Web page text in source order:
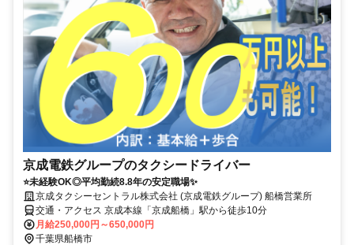
京成電鉄グループのタクシードライバー
⭐未経験OK◎平均勤続8.8年の安定職場✨
京成タクシーセントラル株式会社 (京成電鉄グループ) 船橋営業所
交通・アクセス 京成本線「京成船橋」駅から徒歩10分
月給250,000円～650,000円
千葉県船橋市